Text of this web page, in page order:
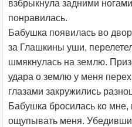
взбрыкнула задними
понравилась.
Бабушка появилась во
за Глашкины уши,
шмякнулась на землю.
удара о землю у меня
глазами закружились
Бабушка бросилась ко мне,
ощупывать меня.